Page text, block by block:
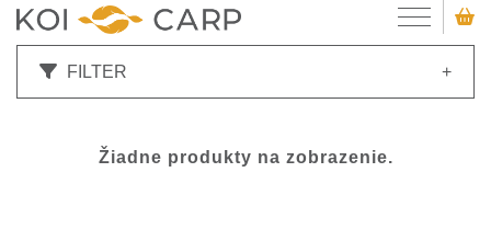
FILTER +
Žiadne produkty na zobrazenie.